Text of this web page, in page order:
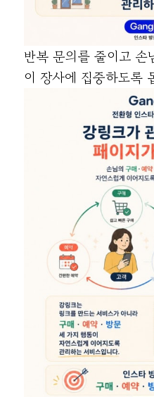
반복 문의를 줄이고 손
이 장사에 집중하도록